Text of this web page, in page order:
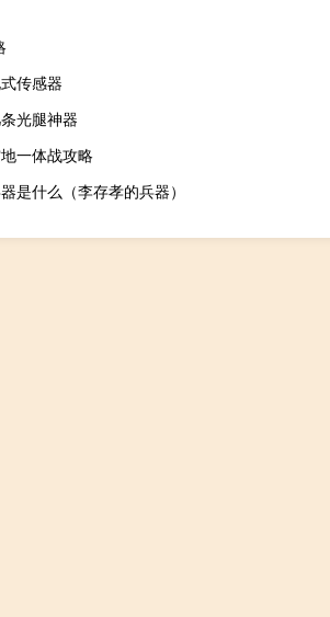
传感器
光腿神器
一体战攻略
是什么（李存孝的兵器）